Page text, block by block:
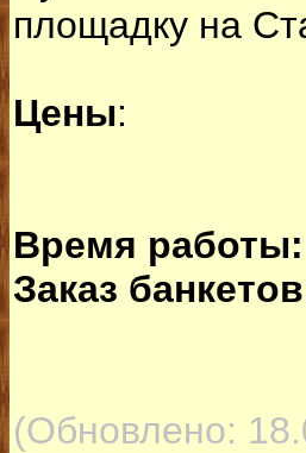
площадку на
Цены:
Время работы:
Заказ
(Обновлено: